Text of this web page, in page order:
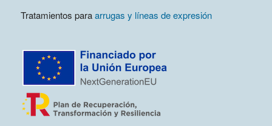
Tratamientos paraarrugas y líneas de expresión